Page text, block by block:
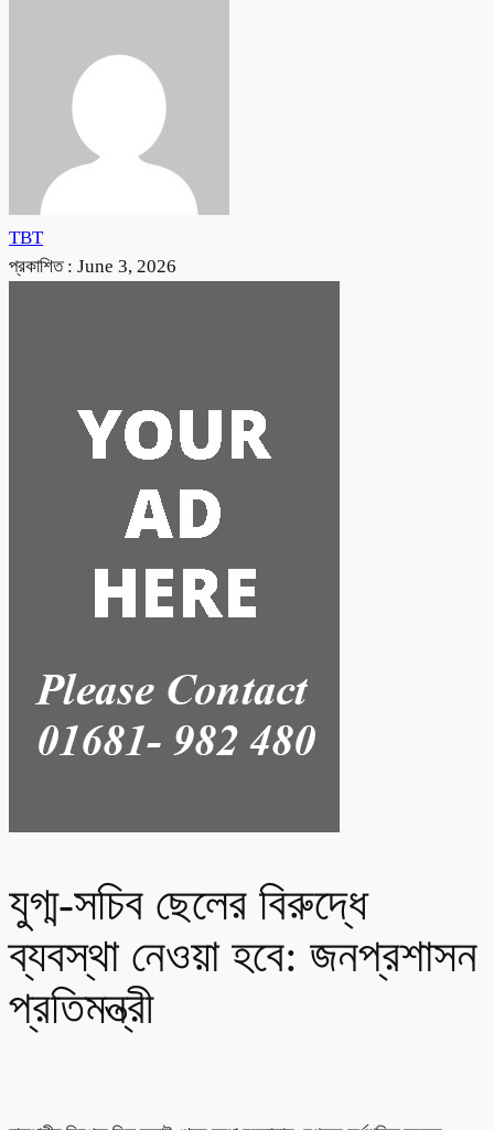
TBT
প্রকাশিত : June 3, 2026
যুগ্ম-সচিব ছেলের বিরুদ্ধে
ব্যবস্থা নেওয়া হবে: জনপ্রশাসন
প্রতিমন্ত্রী